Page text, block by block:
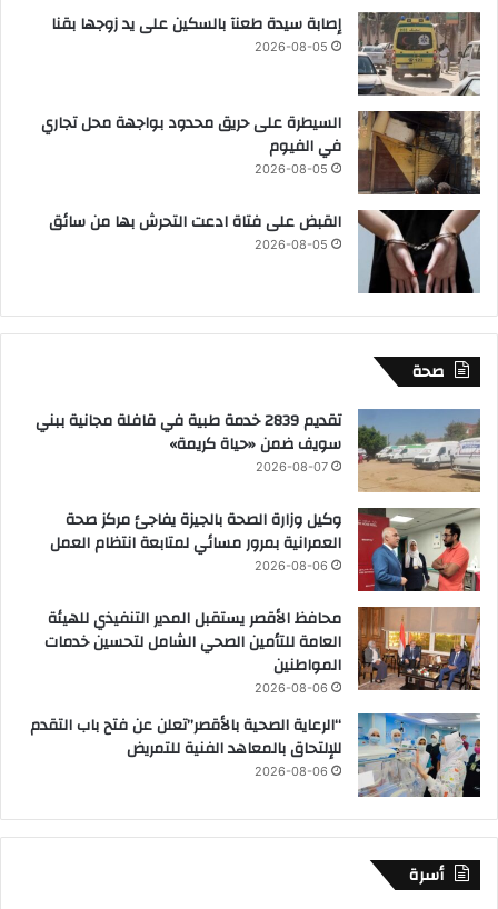
إصابة سيدة طعنآ بالسكين على يد زوجها بقنا
2026-08-05
السيطرة على حريق محدود بواجهة محل تجاري
في الفيوم
2026-08-05
القبض على فتاة ادعت التحرش بها من سائق
2026-08-05
صحة
تقديم 2839 خدمة طبية في قافلة مجانية ببني
سويف ضمن «حياة كريمة»
2026-08-07
وكيل وزارة الصحة بالجيزة يفاجئ مركز صحة
العمرانية بمرور مسائي لمتابعة انتظام العمل
2026-08-06
محافظ الأقصر يستقبل المدير التنفيذي للهيئة
العامة للتأمين الصحي الشامل لتحسين خدمات
المواطنين
2026-08-06
“الرعاية الصحية بالأقصر”تعلن عن فتح باب التقدم
للإلتحاق بالمعاهد الفنية للتمريض
2026-08-06
أسرة